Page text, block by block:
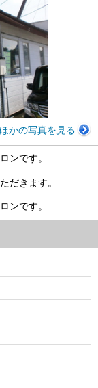
かの写真を見る
ンです。
だきます。
ンです。